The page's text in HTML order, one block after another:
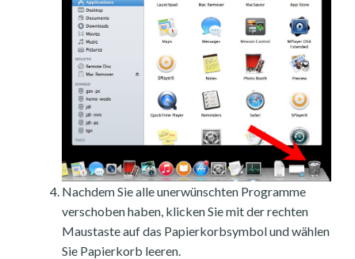
Nachdem Sie alle unerwünschten Programme
verschoben haben, klicken Sie mit der rechten
Maustaste auf das Papierkorbsymbol und wählen
Sie Papierkorb leeren.